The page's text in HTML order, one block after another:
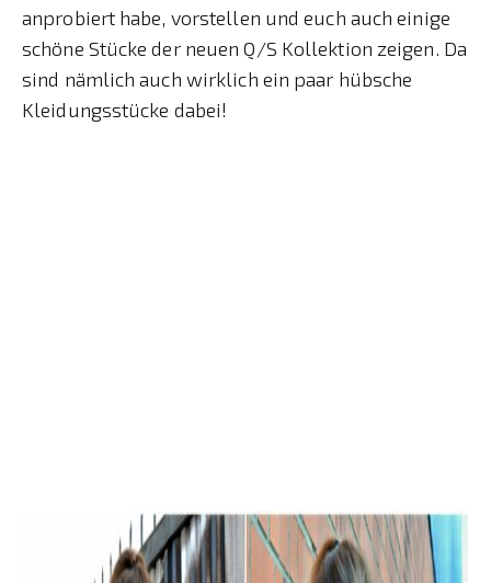
anprobiert habe, vorstellen und euch auch einige
schöne Stücke der neuen Q/S Kollektion zeigen. Da
sind nämlich auch wirklich ein paar hübsche
Kleidungsstücke dabei!